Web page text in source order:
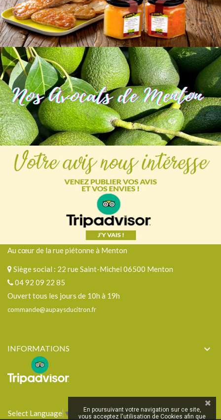
Au cœur de la rue piétonne à Menton
Siège social : 22 rue Saint-Michel 06500 Menton
04 92 09 22 85
Ouvert tous les jours de 10h à 19h
commande@aupaysducitron.fr
INFORMATIONS 
Select Language ▼
En poursuivant votre navigation sur ce site,
vous acceptez l'utilisation de Cookies afin que